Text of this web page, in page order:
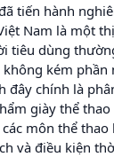
tiến hành
Nam là một
tiêu dùng
kém
đây chính là
giày thể
môn thể
và điều kiện